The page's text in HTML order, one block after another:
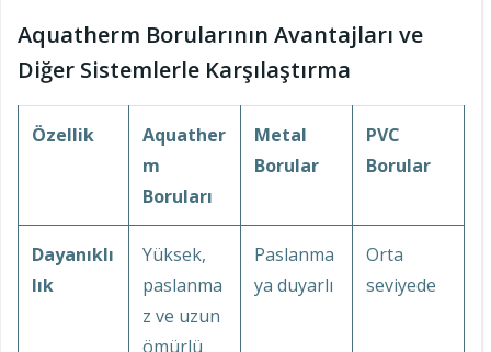
Aquatherm Borularının Avantajları ve
Diğer Sistemlerle Karşılaştırma
Özellik
Aquather
m
Boruları
Metal
Borular
PVC
Borular
Dayanıklı
lık
Yüksek,
paslanma
z ve uzun
ömürlü
Paslanma
ya duyarlı
Orta
seviyede